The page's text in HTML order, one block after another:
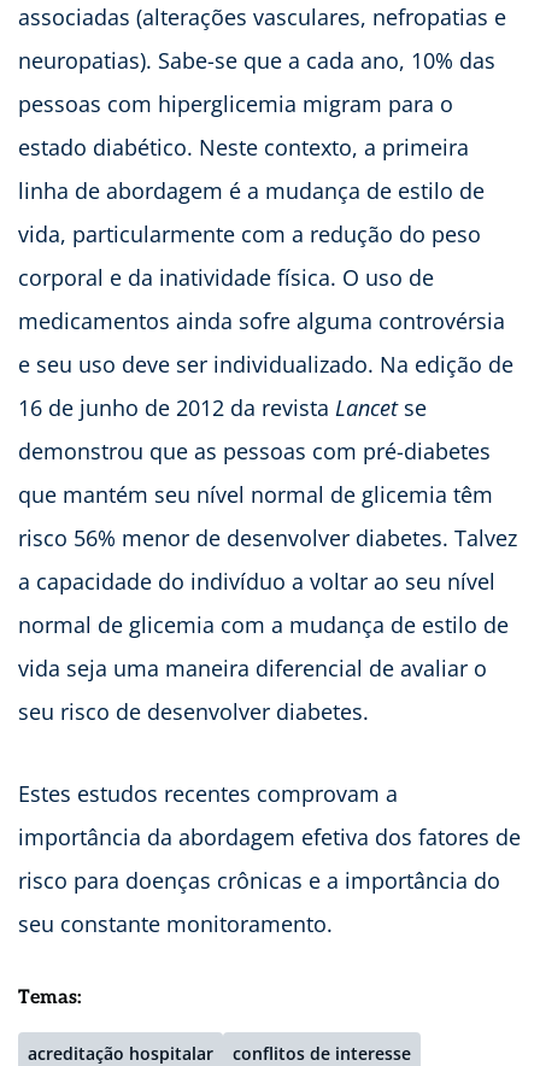
associadas (alterações vasculares, nefropatias e
neuropatias). Sabe-se que a cada ano, 10% das
pessoas com hiperglicemia migram para o
estado diabético. Neste contexto, a primeira
linha de abordagem é a mudança de estilo de
vida, particularmente com a redução do peso
corporal e da inatividade física. O uso de
medicamentos ainda sofre alguma controvérsia
e seu uso deve ser individualizado. Na edição de
16 de junho de 2012 da revista Lancet se
demonstrou que as pessoas com pré-diabetes
que mantém seu nível normal de glicemia têm
risco 56% menor de desenvolver diabetes. Talvez
a capacidade do indivíduo a voltar ao seu nível
normal de glicemia com a mudança de estilo de
vida seja uma maneira diferencial de avaliar o
seu risco de desenvolver diabetes.
Estes estudos recentes comprovam a
importância da abordagem efetiva dos fatores de
risco para doenças crônicas e a importância do
seu constante monitoramento.
Temas:
acreditação hospitalar conflitos de interesse